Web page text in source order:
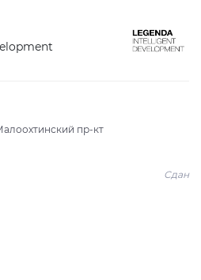
пр-кт
Сдан